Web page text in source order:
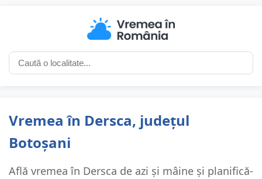
Vremea în Dersca, județul
Botoșani
Află vremea în Dersca de azi și mâine și planifică-